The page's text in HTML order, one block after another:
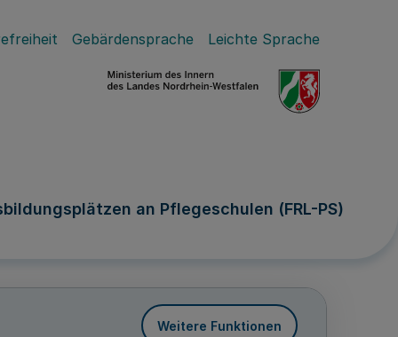
Gebärdensprache Leichte Sprache
an Pflegeschulen (FRL-PS)
Weitere Funktionen